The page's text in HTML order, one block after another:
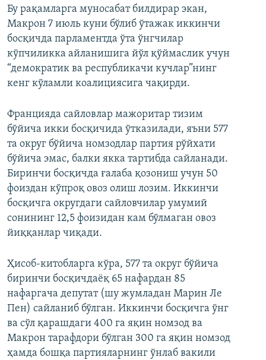
Бу рақамларга муносабат билдирар экан,
Макрон 7 июль куни бўлиб ўтажак иккинчи
босқичда парламентда ўта ўнгчилар
кўпчиликка айланишига йўл қўймаслик учун
“демократик ва республикачи кучлар”нинг
кенг кўламли коалициясига чақирди.
Францияда сайловлар мажоритар тизим
бўйича икки босқичида ўтказилади, яъни 577
та округ бўйича номзодлар партия рўйхати
бўйича эмас, балки якка тартибда сайланади.
Биринчи босқичда ғалаба қозониш учун 50
фоиздан кўпроқ овоз олиш лозим. Иккинчи
босқичга округдаги сайловчилар умумий
сонининг 12,5 фоизидан кам бўлмаган овоз
йиққанлар чиқади.
Ҳисоб-китобларга кўра, 577 та округ бўйича
биринчи босқичдаёқ 65 нафардан 85
нафаргача депутат (шу жумладан Марин Ле
Пен) сайланиб бўлган. Иккинчи босқичга ўнг
ва сўл қарашдаги 400 га яқин номзод ва
Макрон тарафдори бўлган 300 га яқин номзод
ҳамда бошқа партияларнинг ўнлаб вакили